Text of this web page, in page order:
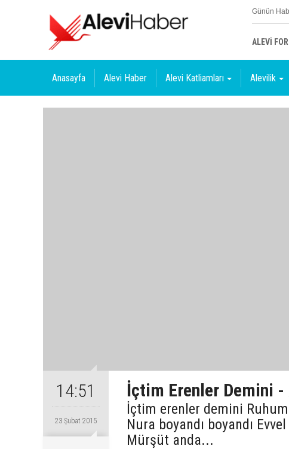
Günün
ALEVİ
Anasayfa Alevi Haber Alevi Katliamları Alevilik
14:51
23 Şubat 2015
İçtim Erenler Demini -
İçtim erenler demini Ruhum
Nura boyandı boyandı
Mürşüt anda...